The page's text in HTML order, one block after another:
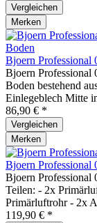
Vergleichen
Merken
Bjoern Professional
Bjoern Professional
Boden bestehend
Einlegeblech Mitte
86,90 € *
Vergleichen
Merken
Bjoern Professional
Bjoern Professional
Teilen: - 2x
Primärluftrohr - 2x
119,90 € *